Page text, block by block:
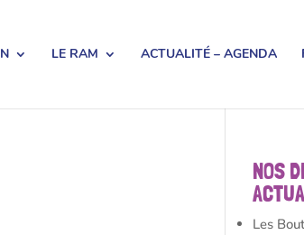
LE RAM ACTUALITÉ – AGENDA
NOS
Les